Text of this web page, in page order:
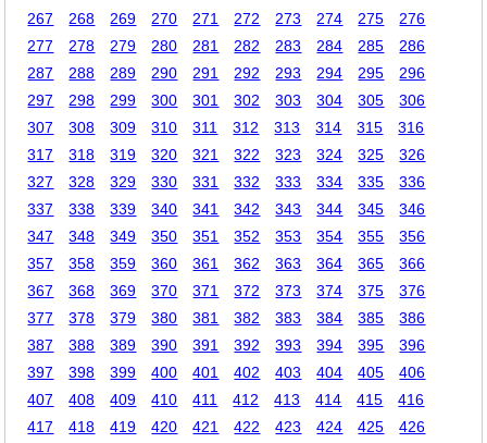
267 268 269 270 271 272 273 274 275
276
277
278 279 280 281 282 283 284 285
286
287
288 289 290 291 292 293 294 295
296
297
298 299 300 301 302 303 304 305
306
307
308 309 310 311 312 313 314 315
316
317
318 319 320 321 322 323 324 325
326
327
328 329 330 331 332 333 334 335
336
337
338 339 340 341 342 343 344 345
346
347
348 349 350 351 352 353 354 355
356
357
358 359 360 361 362 363 364 365
366
367
368 369 370 371 372 373 374 375
376
377
378 379 380 381 382 383 384 385
386
387
388 389 390 391 392 393 394 395
396
397
398 399 400 401 402 403 404 405
406
407
408 409 410 411 412 413 414 415
416
417
418 419 420 421 422 423 424 425
426